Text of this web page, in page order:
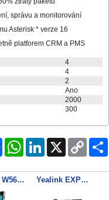
správu a monitorování
Asterisk * verze 16
platforem CRM a PMS
4
4
2
Ano
2000
300
FacebookWhatsAppLinkedInX
Copy
Link
Yealink W56H SIP DECT ručka Yealink EXP40 rozšiřující modul